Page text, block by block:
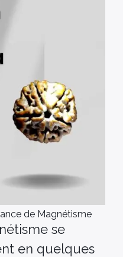
de Magnétisme
se
en quelques